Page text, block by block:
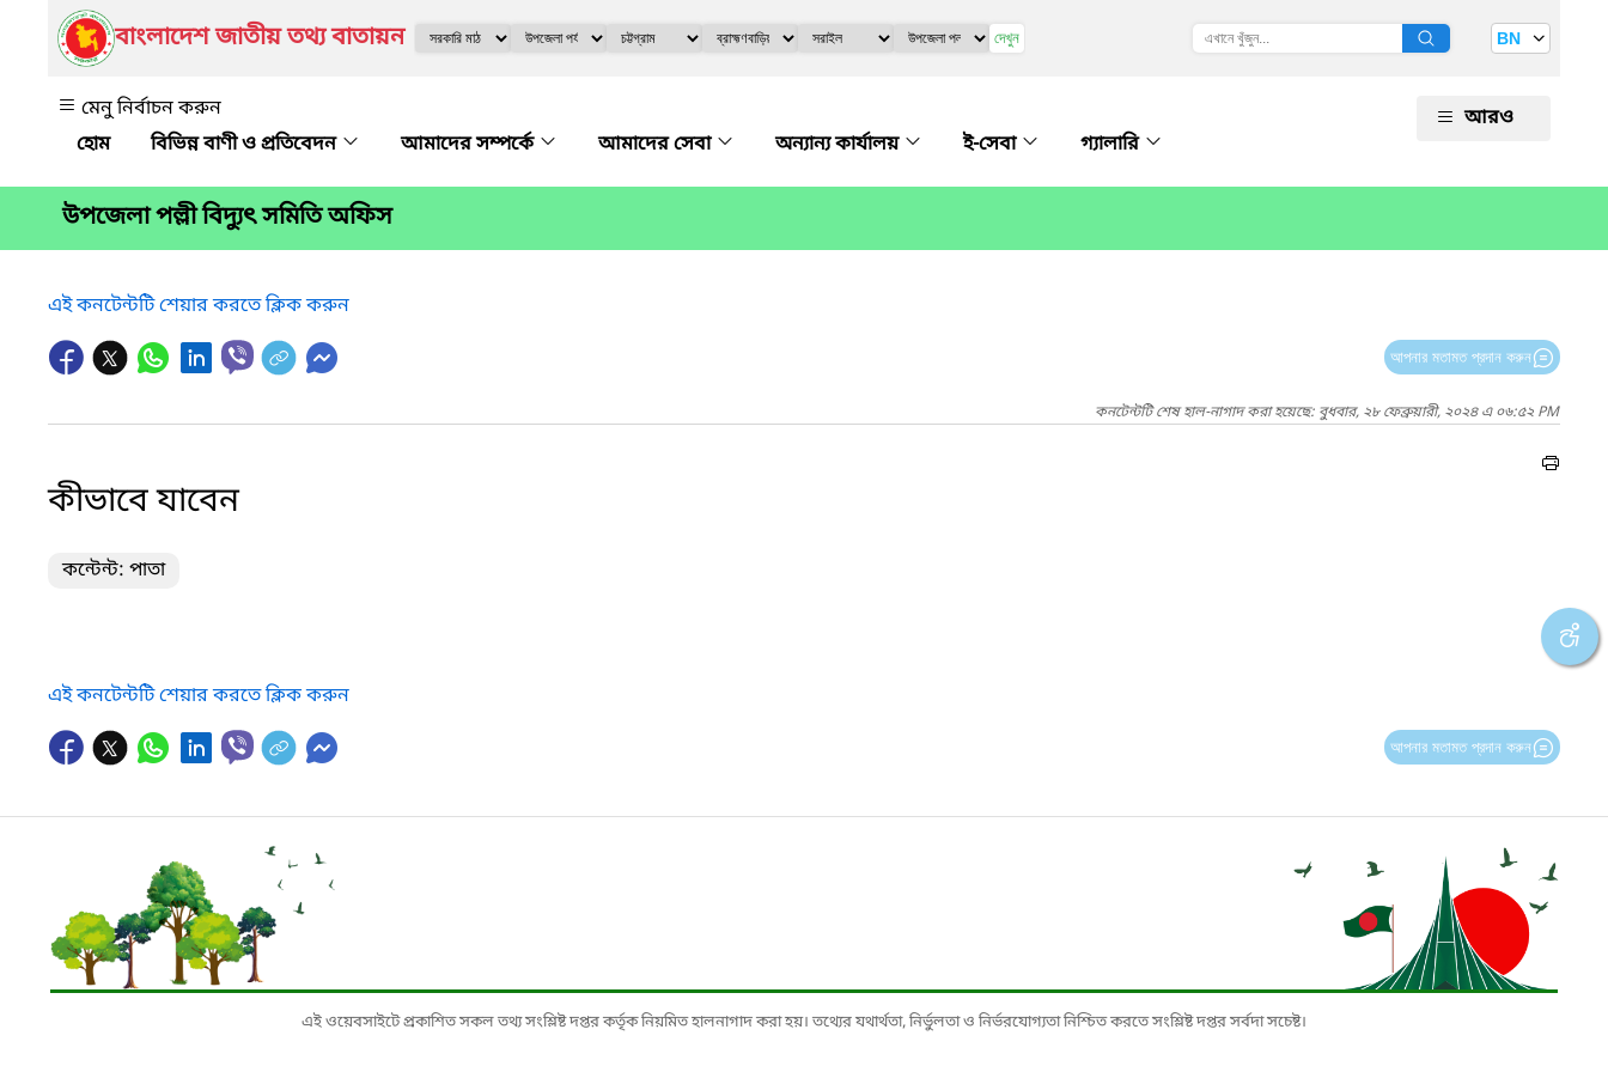
বাংলাদেশ জাতীয় তথ্য বাতায়ন দেখুন BN
মেনু নির্বাচন করুন
বিভিন্ন বাণী ও প্রতিবেদন
আমাদের সম্পর্কে আমাদের সেবা অন্যান্য কার্যালয় ই-সেবা গ্যালারি
আরও
উপজেলা পল্লী বিদ্যুৎ সমিতি অফিস
এই কনটেন্টটি শেয়ার করতে ক্লিক করুন
আপনার মতামত প্রদান করুন
কনটেন্টটি শেষ হাল-নাগাদ করা হয়েছে: বুধবার, ২৮ ফেব্রুয়ারী, ২০২৪ এ ০৬:৫২ PM
কীভাবে যাবেন
কন্টেন্ট: পাতা
এই কনটেন্টটি শেয়ার করতে ক্লিক করুন
আপনার মতামত প্রদান করুন
এই ওয়েবসাইটে প্রকাশিত সকল তথ্য সংশ্লিষ্ট দপ্তর কর্তৃক নিয়মিত হালনাগাদ করা হয়। তথ্যের যথার্থতা, নির্ভুলতা ও নির্ভরযোগ্যতা নিশ্চিত করতে সংশ্লিষ্ট দপ্তর সর্বদা সচেষ্ট।